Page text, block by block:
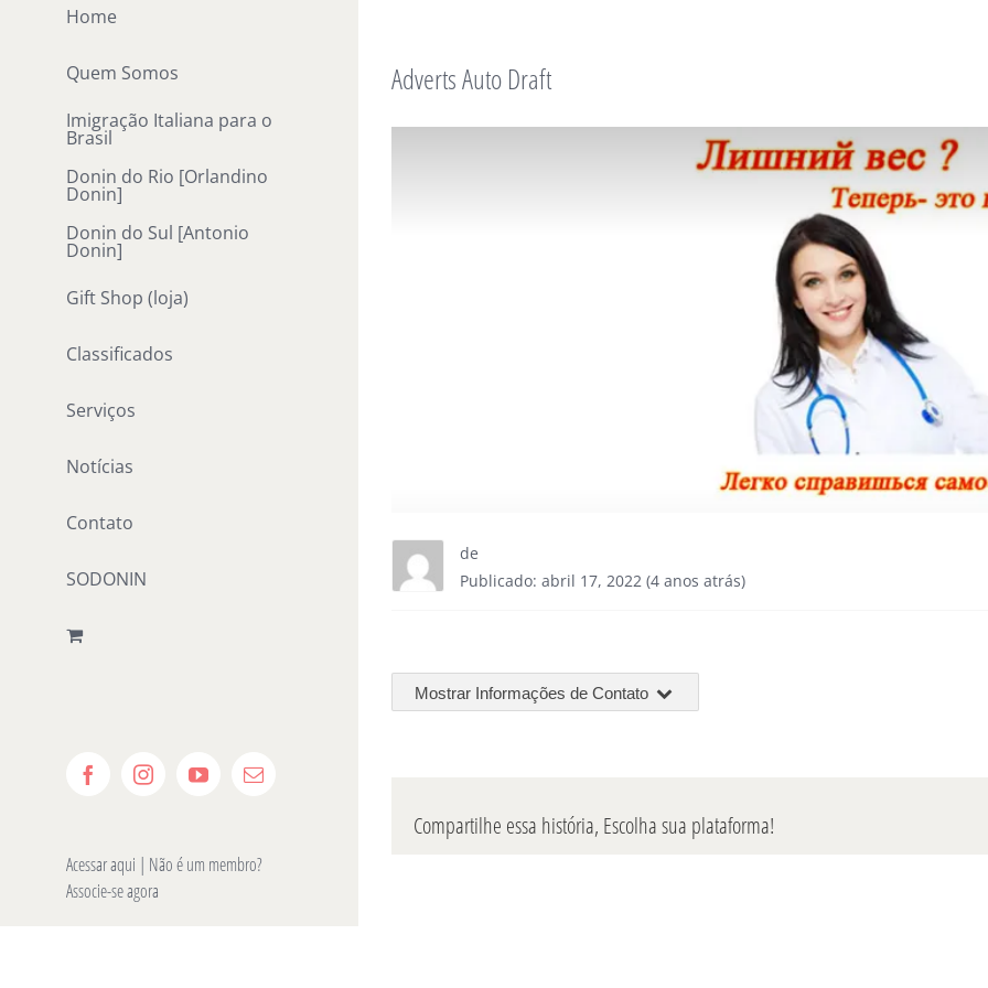
Home
Quem Somos
Imigração Italiana para o
Brasil
Donin do Rio [Orlandino
Donin]
Donin do Sul [Antonio
Donin]
Gift Shop (loja)
Classificados
Serviços
Notícias
Contato
SODONIN
FacebookInstagramYouTube
E-
Acessar aqui | Não é um membro?
Associe-se agora
Adverts Auto Draft
de
Publicado: abril 17, 2022 (4 anos atrás)
Mostrar Informações de Contato
Compartilhe essa história, Escolha sua plataforma!